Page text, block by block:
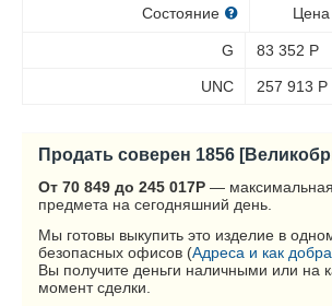
Состояние Цена
G 83 352 Р
UNC 257 913 Р
Продать соверен 1856
От 70 849 до 245 017Р — максимальная
предмета на сегодняшний день.
Мы готовы выкупить это изделие в
безопасных офисов (Адреса и как
Вы получите деньги наличными или на
момент сделки.